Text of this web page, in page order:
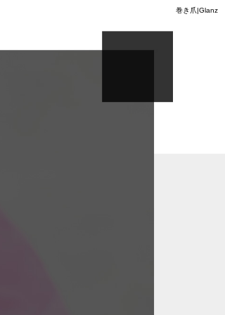
巻き爪|Glanz